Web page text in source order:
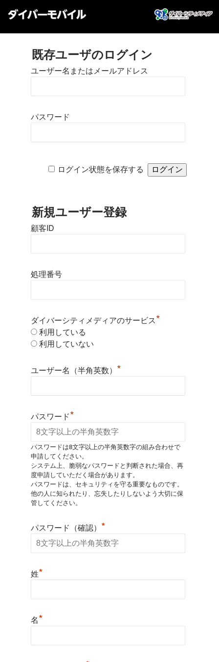
既存ユーザのログイン
ユーザー名またはメールアドレス
パスワード
ログイン状態を保存する
新規ユーザー登録
顧客ID
処理番号
ダイバーシティメディアのサービス*
利用している
利用していない
ユーザー名（半角英数） *
パスワード*
パスワードは8文字以上の半角英数字の組み合わせで
申請してください。
システム上、脆弱なパスワードと判断された場合、再
度申請していただく場合があります。
パスワードは、セキュリティを守る重要なものです。
他の人に知られたり、忘失したりしないよう大切に保
管してください。
パスワード（確認） *
姓*
名*